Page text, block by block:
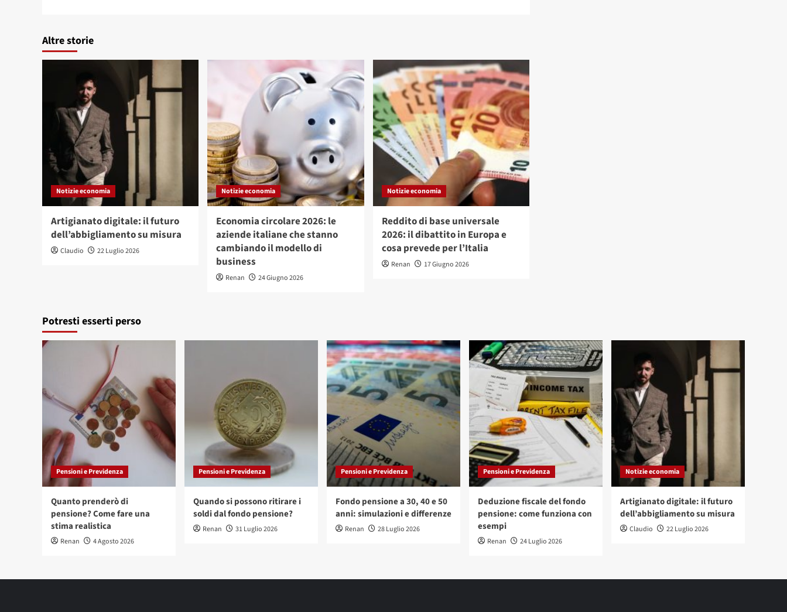
Altre storie
Notizie economia
Artigianato digitale: il futuro
dell’abbigliamento su misura
Claudio 22 Luglio 2026
Notizie economia
Economia circolare 2026: le
aziende italiane che stanno
cambiando il modello di
business
Renan 24 Giugno 2026
Notizie economia
Reddito di base universale
2026: il dibattito in Europa e
cosa prevede per l’Italia
Renan 17 Giugno 2026
Potresti esserti perso
Pensioni e Previdenza
Quanto prenderò di
pensione? Come fare una
stima realistica
Renan 4 Agosto 2026
Pensioni e Previdenza
Quando si possono ritirare i
soldi dal fondo pensione?
Renan 31 Luglio 2026
Pensioni e Previdenza
Fondo pensione a 30, 40 e 50
anni: simulazioni e differenze
Renan 28 Luglio 2026
Pensioni e Previdenza
Deduzione fiscale del fondo
pensione: come funziona con
esempi
Renan 24 Luglio 2026
Notizie economia
Artigianato digitale: il futuro
dell’abbigliamento su misura
Claudio 22 Luglio 2026